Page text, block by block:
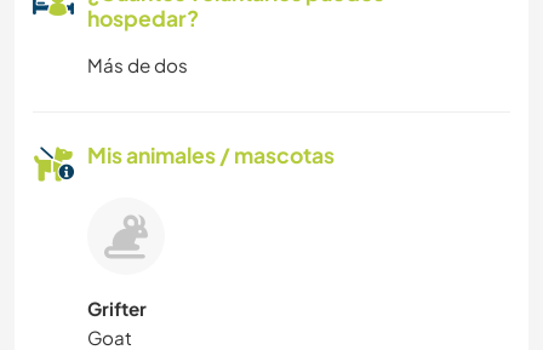
hospedar?
Más de dos
Mis animales / mascotas
Grifter
Goat